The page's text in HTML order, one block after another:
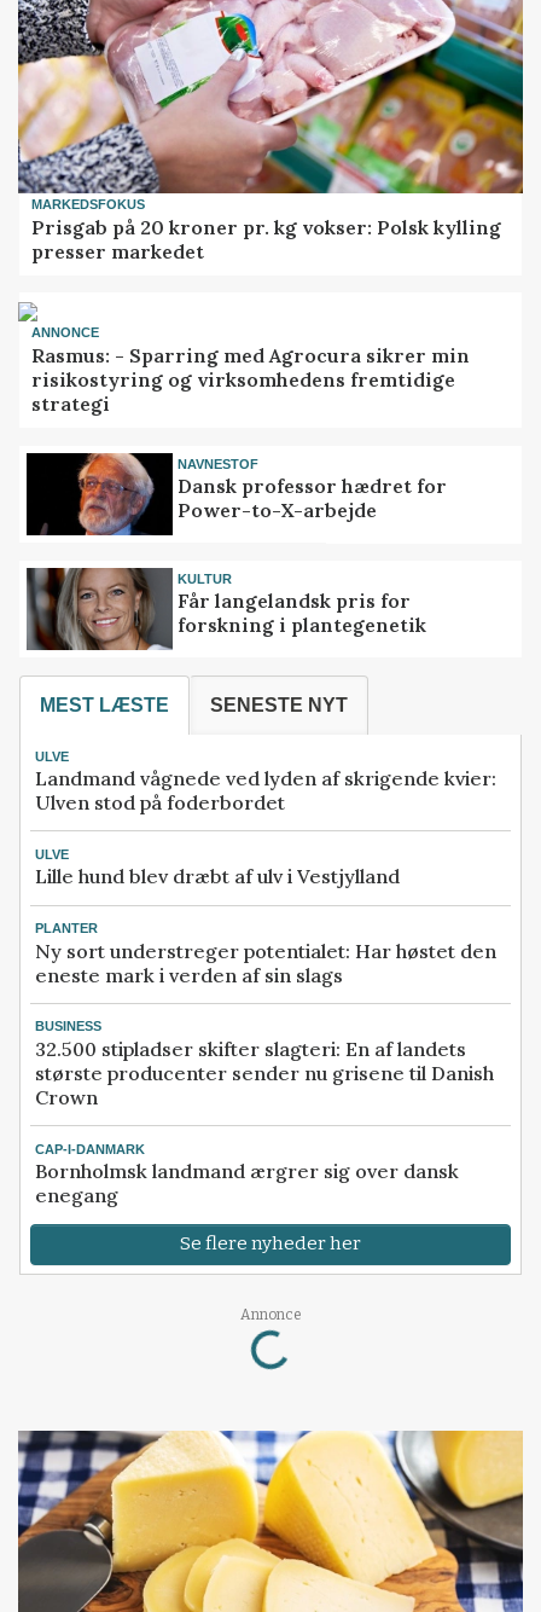
MARKEDSFOKUS
Prisgab på 20 kroner pr. kg vokser: Polsk kylling
presser markedet
ANNONCE
Rasmus: - Sparring med Agrocura sikrer min
risikostyring og virksomhedens fremtidige
strategi
NAVNESTOF
Dansk professor hædret for
Power-to-X-arbejde
KULTUR
Får langelandsk pris for
forskning i plantegenetik
MEST LÆSTE SENESTE NYT
ULVE
Landmand vågnede ved lyden af skrigende kvier:
Ulven stod på foderbordet
ULVE
Lille hund blev dræbt af ulv i Vestjylland
PLANTER
Ny sort understreger potentialet: Har høstet den
eneste mark i verden af sin slags
BUSINESS
32.500 stipladser skifter slagteri: En af landets
største producenter sender nu grisene til Danish
Crown
CAP-I-DANMARK
Bornholmsk landmand ærgrer sig over dansk
enegang
Se flere nyheder her
Annonce
Loading...